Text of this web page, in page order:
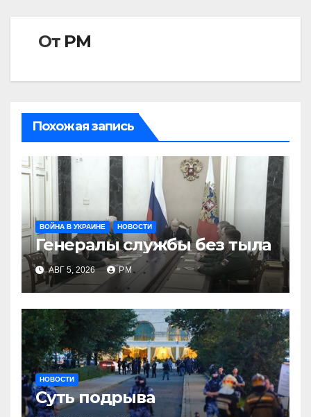
От РМ
Похожая запись
ВОЙНА В УКРАИНЕ НОВОСТИ
Генералы службы без тыла
АВГ 5, 2026 РМ
НОВОСТИ
Суть подрыва